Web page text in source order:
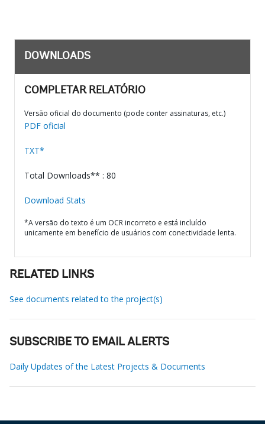
DOWNLOADS
COMPLETAR RELATÓRIO
Versão oficial do documento (pode conter assinaturas, etc.)
PDF oficial
TXT*
Total Downloads** : 80
Download Stats
*A versão do texto é um OCR incorreto e está incluído
unicamente em benefício de usuários com conectividade lenta.
RELATED LINKS
See documents related to the project(s)
SUBSCRIBE TO EMAIL ALERTS
Daily Updates of the Latest Projects & Documents